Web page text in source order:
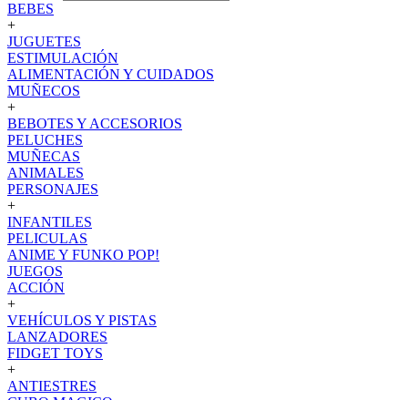
BEBES
+
JUGUETES
ESTIMULACIÓN
ALIMENTACIÓN Y CUIDADOS
MUÑECOS
+
BEBOTES Y ACCESORIOS
PELUCHES
MUÑECAS
ANIMALES
PERSONAJES
+
INFANTILES
PELICULAS
ANIME Y FUNKO POP!
JUEGOS
ACCIÓN
+
VEHÍCULOS Y PISTAS
LANZADORES
FIDGET TOYS
+
ANTIESTRES